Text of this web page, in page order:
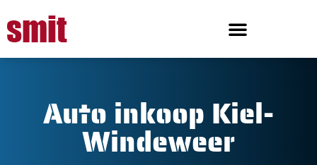
Auto inkoop Kiel-
Windeweer